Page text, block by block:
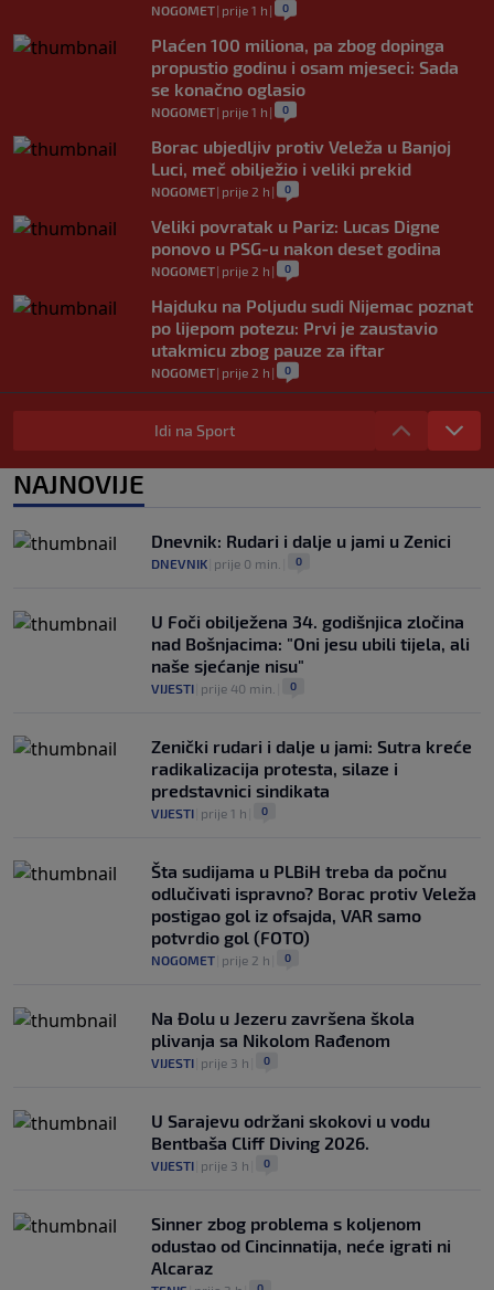
NOGOMET| prije 1 h | 0
Plaćen 100 miliona, pa zbog dopinga
propustio godinu i osam mjeseci: Sada
se konačno oglasio
NOGOMET| prije 1 h | 0
Borac ubjedljiv protiv Veleža u Banjoj
Luci, meč obilježio i veliki prekid
NOGOMET| prije 2 h | 0
Veliki povratak u Pariz: Lucas Digne
ponovo u PSG-u nakon deset godina
NOGOMET| prije 2 h | 0
Hajduku na Poljudu sudi Nijemac poznat
po lijepom potezu: Prvi je zaustavio
utakmicu zbog pauze za iftar
NOGOMET| prije 2 h | 0
Asistencija iz auta kakva se rijetko viđa:
Napravio salto pa savršeno pronašao
0
legendi NBA lige
0
Idi na Sport
NAJNOVIJE
Dnevnik: Rudari i dalje u jami u Zenici
DNEVNIK prije 0 min. 0
U Foči obilježena 34. godišnjica zločina
nad Bošnjacima: "Oni jesu ubili tijela, ali
naše sjećanje nisu"
VIJESTI prije 40 min. 0
Zenički rudari i dalje u jami: Sutra kreće
radikalizacija protesta, silaze i
predstavnici sindikata
VIJESTI prije 1 h 0
Šta sudijama u PLBiH treba da počnu
odlučivati ispravno? Borac protiv Veleža
postigao gol iz ofsajda, VAR samo
potvrdio gol (FOTO)
NOGOMET prije 2 h 0
Na Đolu u Jezeru završena škola
plivanja sa Nikolom Rađenom
VIJESTI prije 3 h 0
U Sarajevu održani skokovi u vodu
Bentbaša Cliff Diving 2026.
VIJESTI prije 3 h 0
Sinner zbog problema s koljenom
odustao od Cincinnatija, neće igrati ni
Alcaraz